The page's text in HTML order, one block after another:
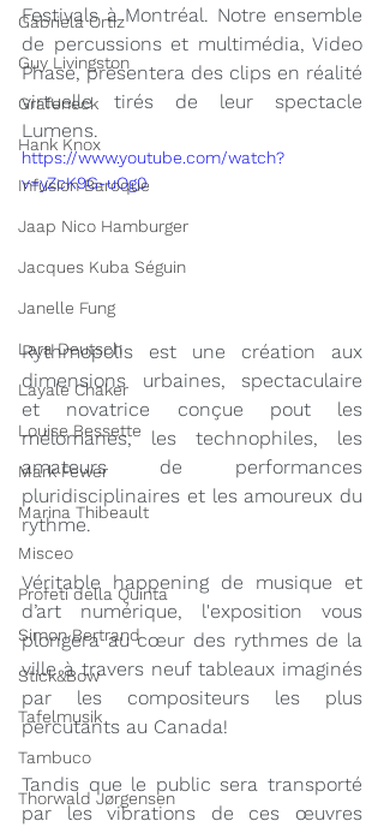
Gabriela Ortiz
Guy Livingston
Grafeneck
Hank Knox
Infusion Baroque
Jaap Nico Hamburger
Jacques Kuba Séguin
Janelle Fung
Lara Deutsch
Layale Chaker
Louise Bessette
Mark Fewer
Marina Thibeault
Misceo
Profeti della Quinta
Simon Bertrand
Stick&Bow
Tafelmusik
Tambuco
Thorwald Jørgensen
Festivals à Montréal. Notre ensemble
de percussions et multimédia, Video
Phase, présentera des clips en réalité
virtuelle tirés de leur spectacle
Lumens.
https://www.youtube.com/watch?
v=yZcK9G-uOg0
Rythmopolis est une création aux
dimensions urbaines, spectaculaire
et novatrice conçue pout les
mélomanes, les technophiles, les
amateurs de performances
pluridisciplinaires et les amoureux du
rythme.
Véritable happening de musique et
d’art numérique, l'exposition vous
plongera au cœur des rythmes de la
ville à travers neuf tableaux imaginés
par les compositeurs les plus
percutants au Canada!
Tandis que le public sera transporté
par les vibrations de ces œuvres